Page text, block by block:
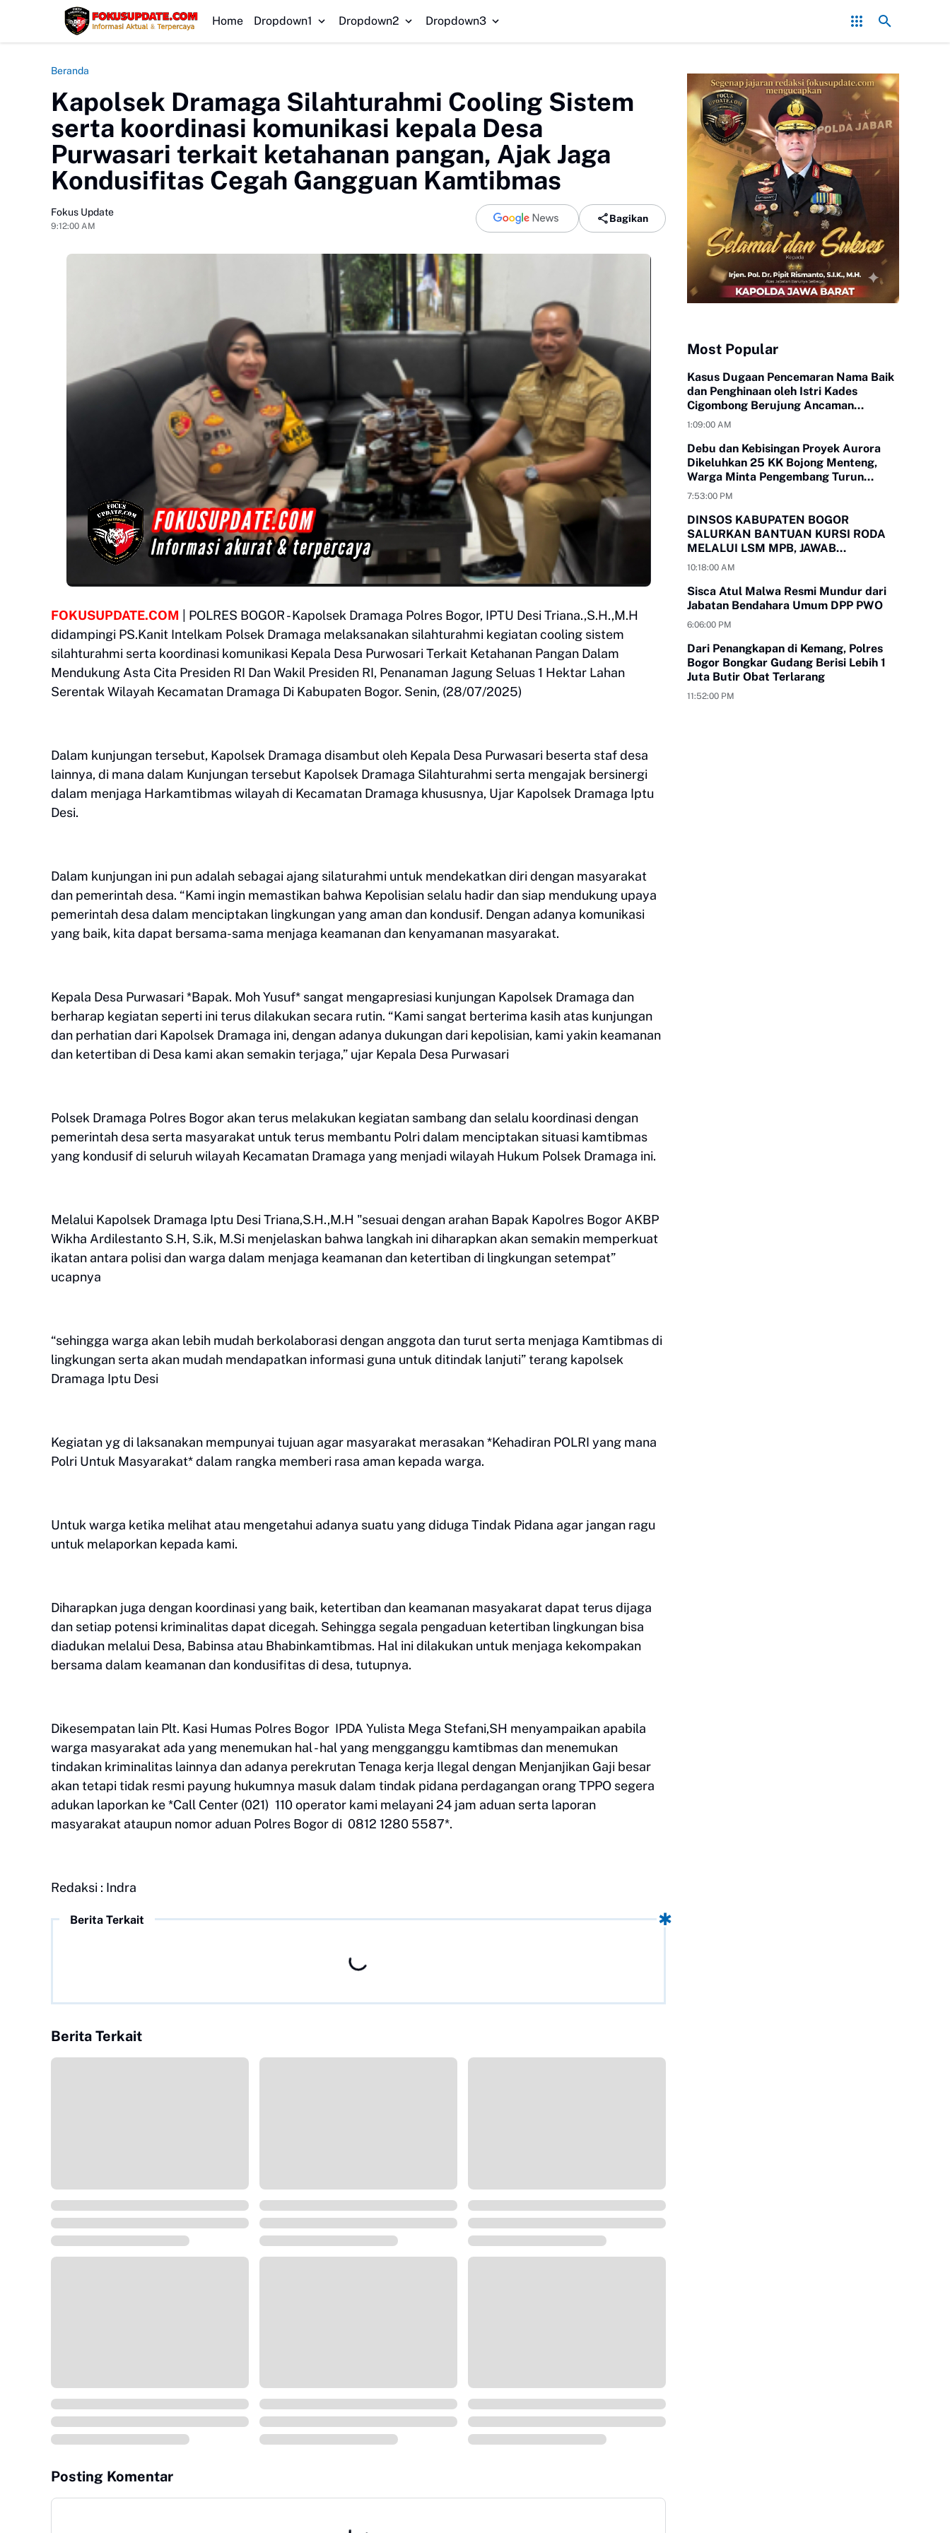
HEADLINE
MAN 4 Bogor Gelar Penyerahan Ijazah Kelas XII Tahun Ajaran 2025/2026, Tegaskan Pentingnya Sinergi Madrasah dan Keluarga HGB Habis, Preman Beraksi! Saat PT.PMC Halalkan Segala Cara Injak-
Home Dropdown1 Dropdown2 Dropdown3
Beranda
Kapolsek Dramaga Silahturahmi Cooling Sistem
serta koordinasi komunikasi kepala Desa
Purwasari terkait ketahanan pangan, Ajak Jaga
Kondusifitas Cegah Gangguan Kamtibmas
Fokus Update
9:12:00 AM
Bagikan
FOKUSUPDATE.COM | POLRES BOGOR - Kapolsek Dramaga Polres Bogor, IPTU Desi Triana.,S.H.,M.H
didampingi PS.Kanit Intelkam Polsek Dramaga melaksanakan silahturahmi kegiatan cooling sistem
silahturahmi serta koordinasi komunikasi Kepala Desa Purwosari Terkait Ketahanan Pangan Dalam
Mendukung Asta Cita Presiden RI Dan Wakil Presiden RI, Penanaman Jagung Seluas 1 Hektar Lahan
Serentak Wilayah Kecamatan Dramaga Di Kabupaten Bogor. Senin, (28/07/2025)
Dalam kunjungan tersebut, Kapolsek Dramaga disambut oleh Kepala Desa Purwasari beserta staf desa
lainnya, di mana dalam Kunjungan tersebut Kapolsek Dramaga Silahturahmi serta mengajak bersinergi
dalam menjaga Harkamtibmas wilayah di Kecamatan Dramaga khususnya, Ujar Kapolsek Dramaga Iptu
Desi.
Dalam kunjungan ini pun adalah sebagai ajang silaturahmi untuk mendekatkan diri dengan masyarakat
dan pemerintah desa. “Kami ingin memastikan bahwa Kepolisian selalu hadir dan siap mendukung upaya
pemerintah desa dalam menciptakan lingkungan yang aman dan kondusif. Dengan adanya komunikasi
yang baik, kita dapat bersama-sama menjaga keamanan dan kenyamanan masyarakat.
Kepala Desa Purwasari *Bapak. Moh Yusuf* sangat mengapresiasi kunjungan Kapolsek Dramaga dan
berharap kegiatan seperti ini terus dilakukan secara rutin. “Kami sangat berterima kasih atas kunjungan
dan perhatian dari Kapolsek Dramaga ini, dengan adanya dukungan dari kepolisian, kami yakin keamanan
dan ketertiban di Desa kami akan semakin terjaga,” ujar Kepala Desa Purwasari
Polsek Dramaga Polres Bogor akan terus melakukan kegiatan sambang dan selalu koordinasi dengan
pemerintah desa serta masyarakat untuk terus membantu Polri dalam menciptakan situasi kamtibmas
yang kondusif di seluruh wilayah Kecamatan Dramaga yang menjadi wilayah Hukum Polsek Dramaga ini.
Melalui Kapolsek Dramaga Iptu Desi Triana,S.H.,M.H "sesuai dengan arahan Bapak Kapolres Bogor AKBP
Wikha Ardilestanto S.H, S.ik, M.Si menjelaskan bahwa langkah ini diharapkan akan semakin memperkuat
ikatan antara polisi dan warga dalam menjaga keamanan dan ketertiban di lingkungan setempat”
ucapnya
“sehingga warga akan lebih mudah berkolaborasi dengan anggota dan turut serta menjaga Kamtibmas di
lingkungan serta akan mudah mendapatkan informasi guna untuk ditindak lanjuti” terang kapolsek
Dramaga Iptu Desi
Kegiatan yg di laksanakan mempunyai tujuan agar masyarakat merasakan *Kehadiran POLRI yang mana
Polri Untuk Masyarakat* dalam rangka memberi rasa aman kepada warga.
Untuk warga ketika melihat atau mengetahui adanya suatu yang diduga Tindak Pidana agar jangan ragu
untuk melaporkan kepada kami.
Diharapkan juga dengan koordinasi yang baik, ketertiban dan keamanan masyakarat dapat terus dijaga
dan setiap potensi kriminalitas dapat dicegah. Sehingga segala pengaduan ketertiban lingkungan bisa
diadukan melalui Desa, Babinsa atau Bhabinkamtibmas. Hal ini dilakukan untuk menjaga kekompakan
bersama dalam keamanan dan kondusifitas di desa, tutupnya.
Dikesempatan lain Plt. Kasi Humas Polres Bogor IPDA Yulista Mega Stefani,SH menyampaikan apabila
warga masyarakat ada yang menemukan hal - hal yang mengganggu kamtibmas dan menemukan
tindakan kriminalitas lainnya dan adanya perekrutan Tenaga kerja Ilegal dengan Menjanjikan Gaji besar
akan tetapi tidak resmi payung hukumnya masuk dalam tindak pidana perdagangan orang TPPO segera
adukan laporkan ke *Call Center (021) 110 operator kami melayani 24 jam aduan serta laporan
masyarakat ataupun nomor aduan Polres Bogor di 0812 1280 5587*.
Redaksi : Indra
Berita Terkait
Berita Terkait
Posting Komentar
Most Popular
Kasus Dugaan Pencemaran Nama Baik
dan Penghinaan oleh Istri Kades
Cigombong Berujung Ancaman
Laporan Polisi
1:09:00 AM
Debu dan Kebisingan Proyek Aurora
Dikeluhkan 25 KK Bojong Menteng,
Warga Minta Pengembang Turun
Tangan
7:53:00 PM
DINSOS KABUPATEN BOGOR
SALURKAN BANTUAN KURSI RODA
MELALUI LSM MPB, JAWAB
KEBUTUHAN WARGA
10:18:00 AM
Sisca Atul Malwa Resmi Mundur dari
Jabatan Bendahara Umum DPP PWO
6:06:00 PM
Dari Penangkapan di Kemang, Polres
Bogor Bongkar Gudang Berisi Lebih 1
Juta Butir Obat Terlarang
11:52:00 PM